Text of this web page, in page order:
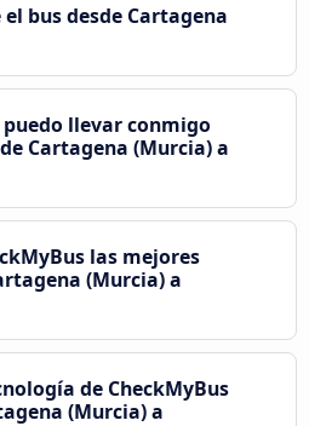
bus desde Cartagena
llevar conmigo
Cartagena (Murcia) a
las mejores
(Murcia) a
de CheckMyBus
(Murcia) a